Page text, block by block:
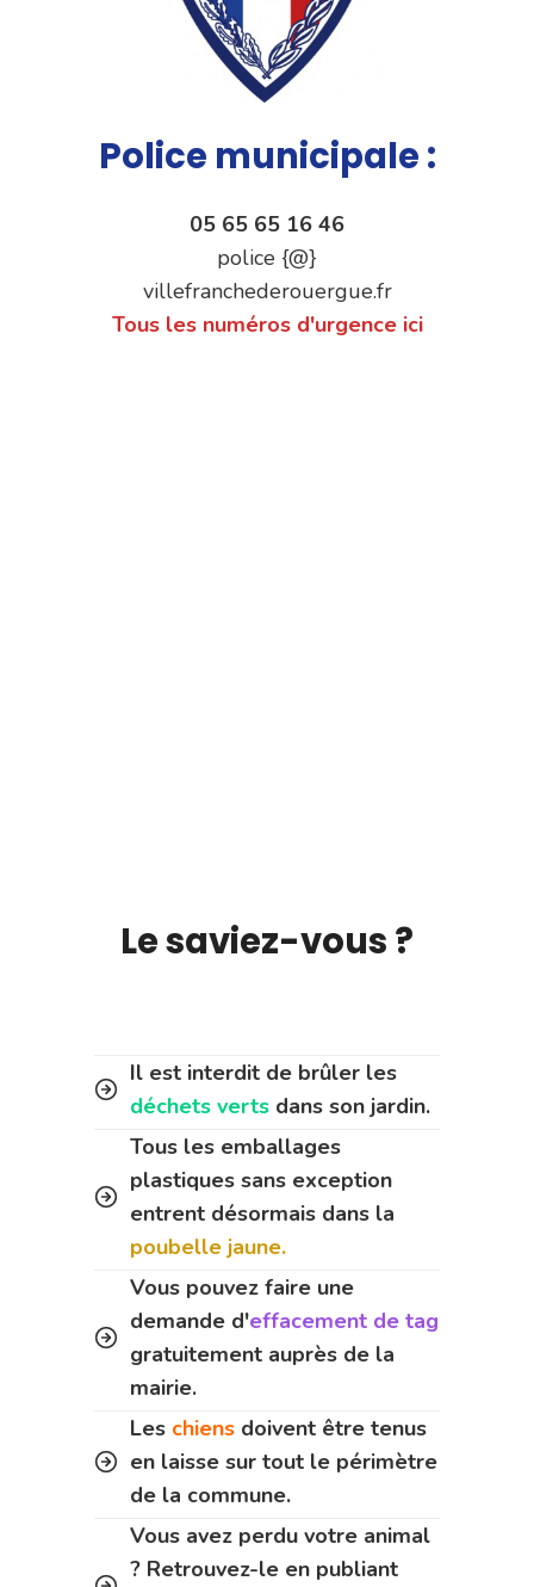
Police municipale :
05 65 65 16 46
police {@}
villefranchederouergue.fr
Tous les numéros d'urgence ici
Le saviez-vous ?
Il est interdit de brûler les
déchets verts dans son jardin.
Tous les emballages
plastiques sans exception
entrent désormais dans la
poubelle jaune.
Vous pouvez faire une
demande d'effacement de tag
gratuitement auprès de la
mairie.
Les chiens doivent être tenus
en laisse sur tout le périmètre
de la commune.
Vous avez perdu votre animal
? Retrouvez-le en publiant